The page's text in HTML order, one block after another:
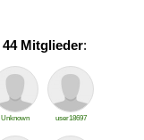
44 Mitglieder:
Unknown user18697